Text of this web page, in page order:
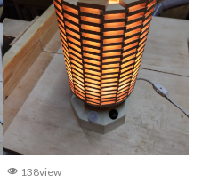
138view